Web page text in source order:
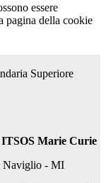
essere
pagina della cookie
Superiore
Marie Curie
Naviglio - MI